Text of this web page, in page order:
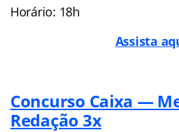
Horário: 18h
Assista
Concurso Caixa —
Redação 3x